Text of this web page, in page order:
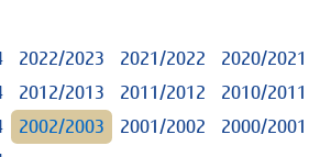
2022/2023 2021/2022 2020/2021
2012/2013 2011/2012 2010/2011
2002/2003 2001/2002 2000/2001